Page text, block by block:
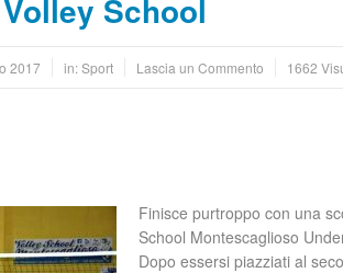
School
2017 in:Sport Lascia un Commento 1662
Finisce purtroppo con una
School Montescaglioso
Dopo essersi piazziati al